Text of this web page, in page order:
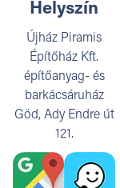
Helyszín
Újház Piramis
Építőház Kft.
építőanyag- és
barkácsáruház
Göd, Ady Endre út
121.